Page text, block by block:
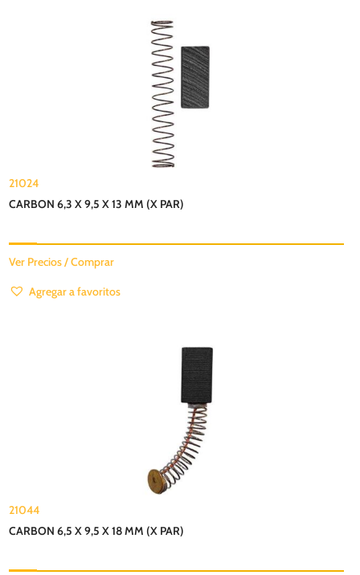
21024
CARBON 6,3 X 9,5 X 13 MM (X PAR)
Ver Precios / Comprar
Agregar a favoritos
21044
CARBON 6,5 X 9,5 X 18 MM (X PAR)